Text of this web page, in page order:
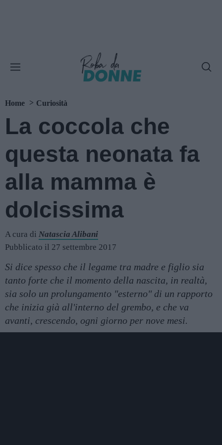
Home Curiosità
La coccola che
questa neonata fa
alla mamma è
dolcissima
A cura di Natascia Alibani
Pubblicato il 27 settembre 2017
Si dice spesso che il legame tra madre e figlio sia
tanto forte che il momento della nascita, in realtà,
sia solo un prolungamento "esterno" di un rapporto
che inizia già all'interno del grembo, e che va
avanti, crescendo, ogni giorno per nove mesi.